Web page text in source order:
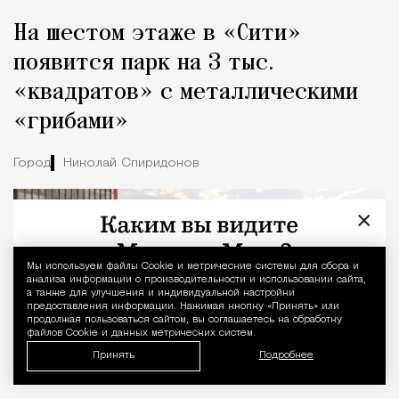
Уведомление
Мы используем файлы Сookie и метрические системы для сбора и
анализа информации о производительности и использовании сайта,
а также для улучшения и индивидуальной настройки
предоставления информации. Нажимая кнопку «Принять» или
продолжая пользоваться сайтом, вы соглашаетесь на обработку
файлов Cookie и данных метрических систем.
Принять Подробнее
На шестом этаже в «Сити»
появится парк на 3 тыс.
«квадратов» с металлическими
«грибами»
Город Николай Спиридонов
×